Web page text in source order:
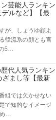
芸能人ランキン
ルなど】【最
が、しょうゆ顔よ
韓流系の顔とも言
5…
代人気ランキン
ざまし等【最新
組では欠かせない
で知的なイメージ
め…